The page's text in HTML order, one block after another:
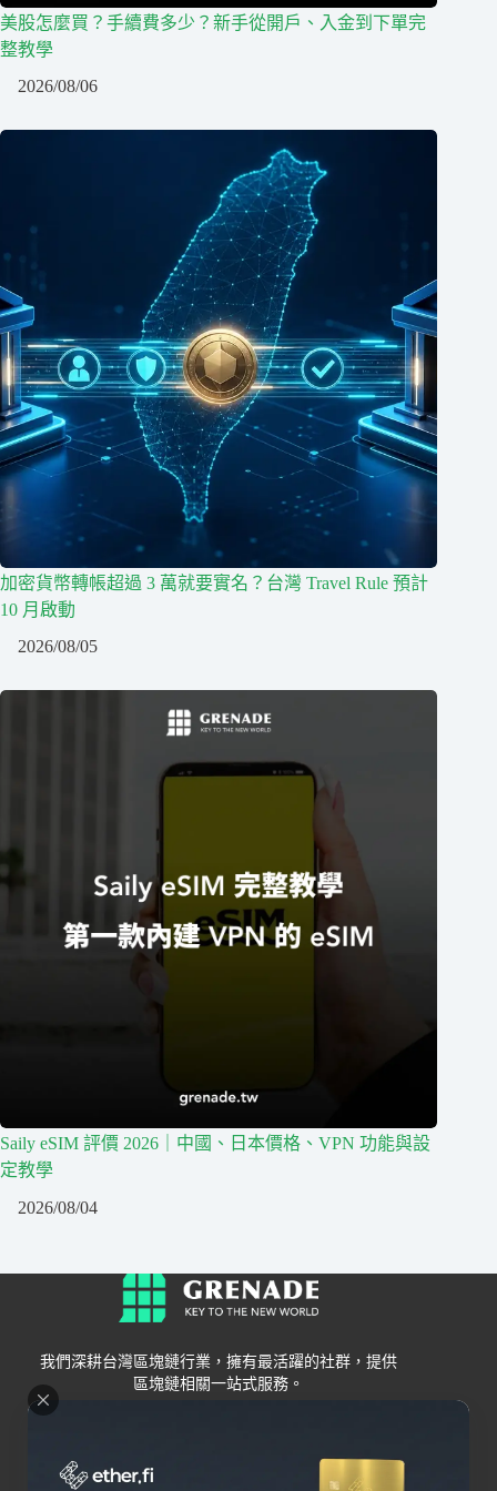
美股怎麼買？手續費多少？新手從開戶、入金到下單完
整教學
2026/08/06
加密貨幣轉帳超過 3 萬就要實名？台灣 Travel Rule 預計
10 月啟動
2026/08/05
Saily eSIM 評價 2026｜中國、日本價格、VPN 功能與設
定教學
2026/08/04
我們深耕台灣區塊鏈行業，擁有最活躍的社群，提供
區塊鏈相關一站式服務。
Grenade 交易所